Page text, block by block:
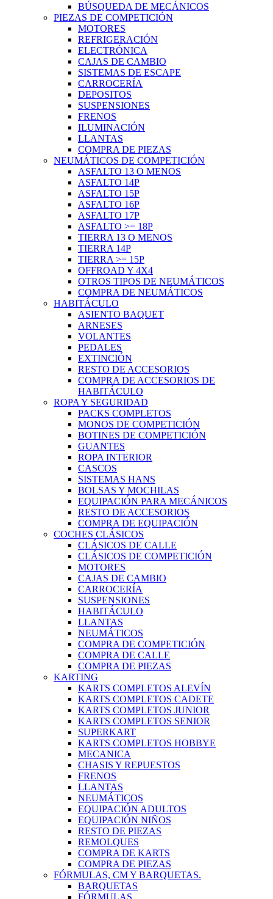
BÚSQUEDA DE MECÁNICOS
PIEZAS DE COMPETICIÓN
MOTORES
REFRIGERACIÓN
ELECTRÓNICA
CAJAS DE CAMBIO
SISTEMAS DE ESCAPE
CARROCERÍA
DEPOSITOS
SUSPENSIONES
FRENOS
ILUMINACIÓN
LLANTAS
COMPRA DE PIEZAS
NEUMÁTICOS DE COMPETICIÓN
ASFALTO 13 O MENOS
ASFALTO 14P
ASFALTO 15P
ASFALTO 16P
ASFALTO 17P
ASFALTO >= 18P
TIERRA 13 O MENOS
TIERRA 14P
TIERRA >= 15P
OFFROAD Y 4X4
OTROS TIPOS DE NEUMÁTICOS
COMPRA DE NEUMÁTICOS
HABITÁCULO
ASIENTO BAQUET
ARNESES
VOLANTES
PEDALES
EXTINCIÓN
RESTO DE ACCESORIOS
COMPRA DE ACCESORIOS DE
HABITÁCULO
ROPA Y SEGURIDAD
PACKS COMPLETOS
MONOS DE COMPETICIÓN
BOTINES DE COMPETICIÓN
GUANTES
ROPA INTERIOR
CASCOS
SISTEMAS HANS
BOLSAS Y MOCHILAS
EQUIPACIÓN PARA MECÁNICOS
RESTO DE ACCESORIOS
COMPRA DE EQUIPACIÓN
COCHES CLÁSICOS
CLÁSICOS DE CALLE
CLÁSICOS DE COMPETICIÓN
MOTORES
CAJAS DE CAMBIO
CARROCERÍA
SUSPENSIONES
HABITÁCULO
LLANTAS
NEUMÁTICOS
COMPRA DE COMPETICIÓN
COMPRA DE CALLE
COMPRA DE PIEZAS
KARTING
KARTS COMPLETOS ALEVÍN
KARTS COMPLETOS CADETE
KARTS COMPLETOS JUNIOR
KARTS COMPLETOS SENIOR
SUPERKART
KARTS COMPLETOS HOBBYE
MECANICA
CHASIS Y REPUESTOS
FRENOS
LLANTAS
NEUMÁTICOS
EQUIPACIÓN ADULTOS
EQUIPACIÓN NIÑOS
RESTO DE PIEZAS
REMOLQUES
COMPRA DE KARTS
COMPRA DE PIEZAS
FÓRMULAS, CM Y BARQUETAS.
BARQUETAS
FÓRMULAS